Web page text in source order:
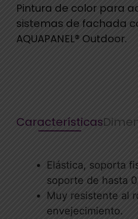
Pintura de color para
sistemas de fachada
AQUAPANEL® Outdoor.
Características
Elástica, soporta
soporte de hasta
Muy resistente al
envejecimiento.